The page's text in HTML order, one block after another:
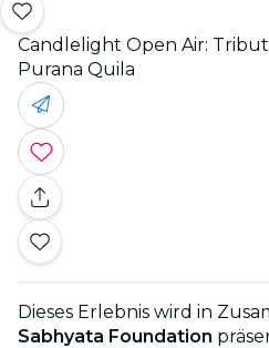
Candlelight Open Air:
Purana Quila
Dieses Erlebnis wird in
Sabhyata Foundation